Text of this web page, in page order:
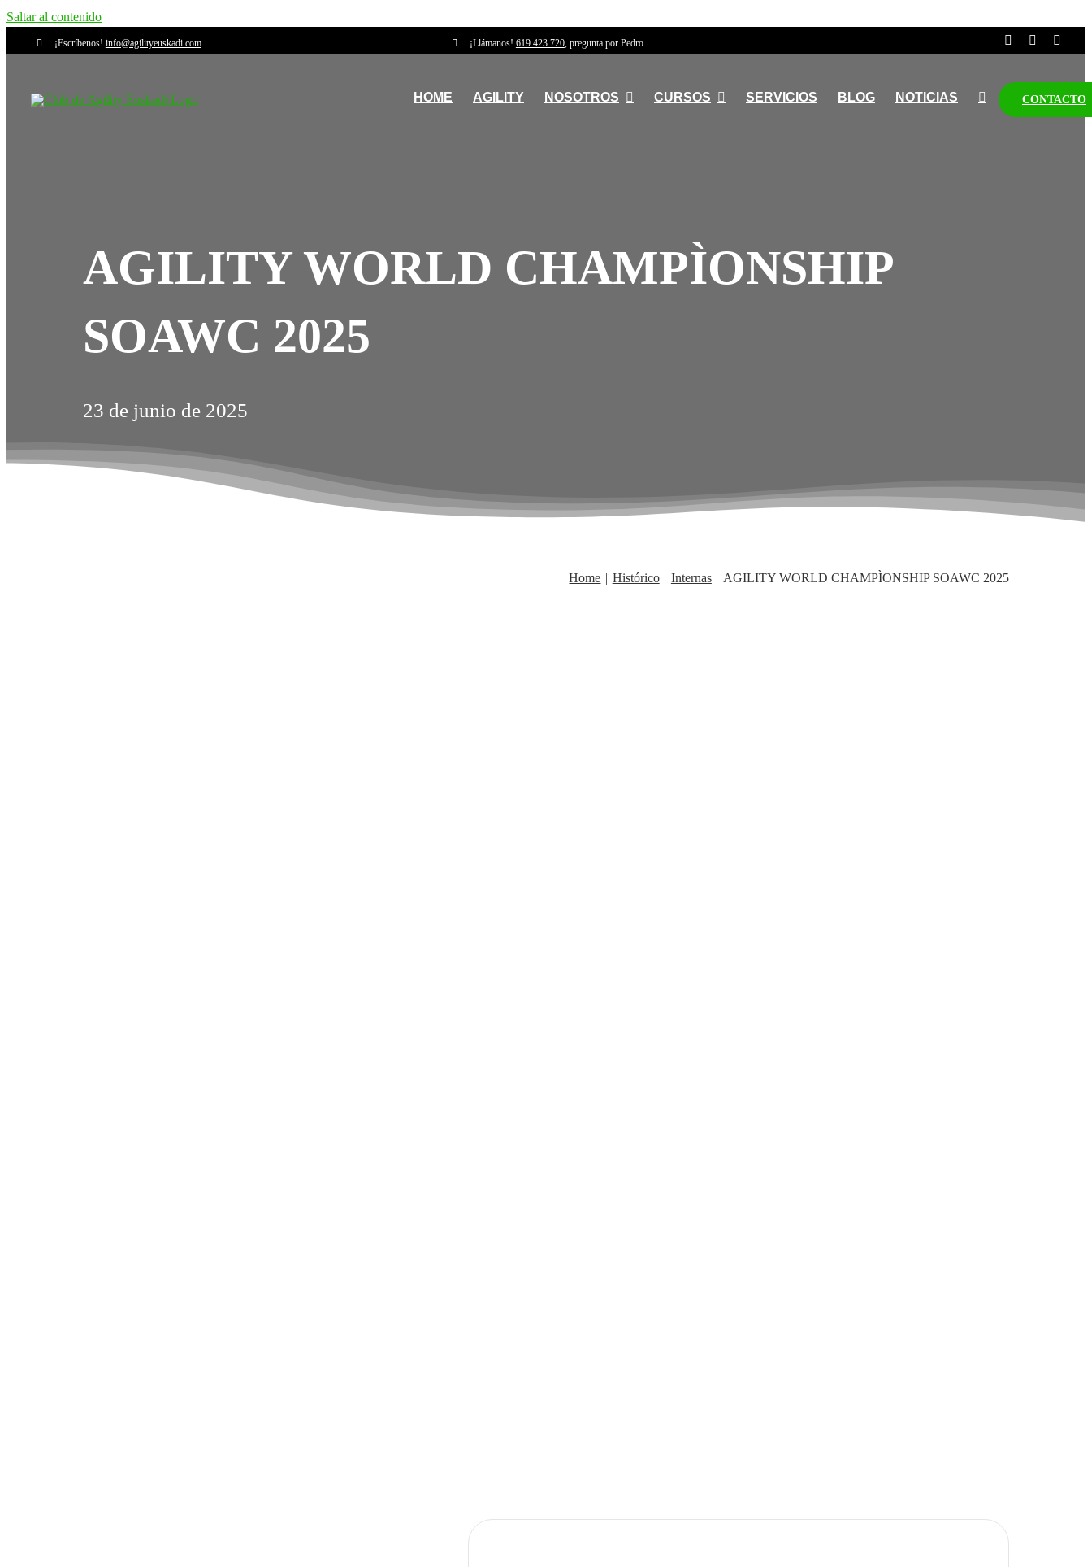
Saltar al contenido
¡Escríbenos! info@agilityeuskadi.com ¡Llámanos! 619 423 720, pregunta por Pedro.
HOME AGILITY NOSOTROS CURSOS SERVICIOS BLOG NOTICIAS CONTACTO
AGILITY WORLD CHAMPÌONSHIP
SOAWC 2025
23 de junio de 2025
Home Histórico Internas AGILITY WORLD CHAMPÌONSHIP SOAWC 2025